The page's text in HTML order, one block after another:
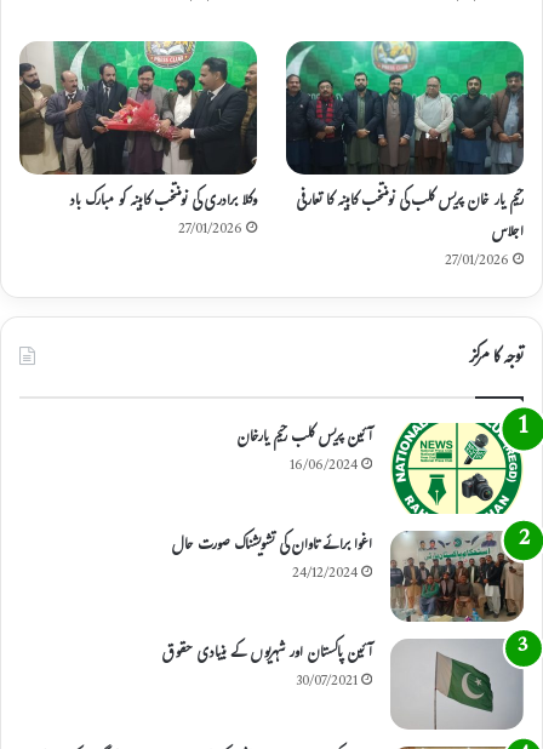
رحیم یار خان پریس کلب کی نومنتخب کابینہ کا تعارفی
اجلاس
27/01/2026
وکلا برادری کی نومنتخب کابینہ کو مبارک باد
27/01/2026
توجہ کا مرکز
آئین پریس کلب رحیم یارخان
16/06/2024
اغوا برائے تاوان کی تشویشناک صورت حال
24/12/2024
آئین پاکستان اور شہریوں کے بنیادی حقوق
30/07/2021